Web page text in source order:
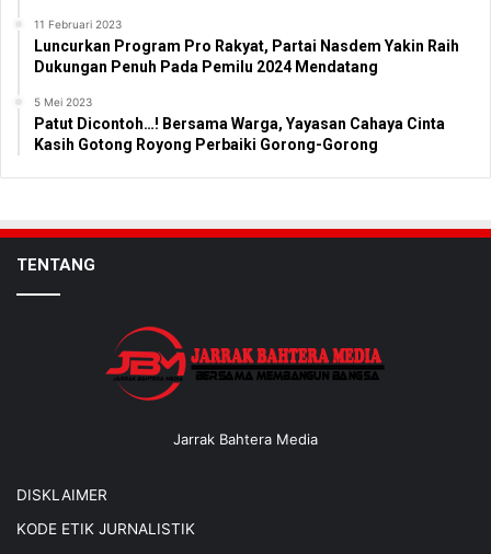
11 Februari 2023
Luncurkan Program Pro Rakyat, Partai Nasdem Yakin Raih
Dukungan Penuh Pada Pemilu 2024 Mendatang
5 Mei 2023
Patut Dicontoh…! Bersama Warga, Yayasan Cahaya Cinta
Kasih Gotong Royong Perbaiki Gorong-Gorong
TENTANG
Jarrak Bahtera Media
DISKLAIMER
KODE ETIK JURNALISTIK